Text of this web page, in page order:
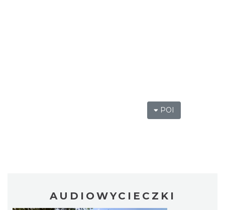
POI
AUDIOWYCIECZKI